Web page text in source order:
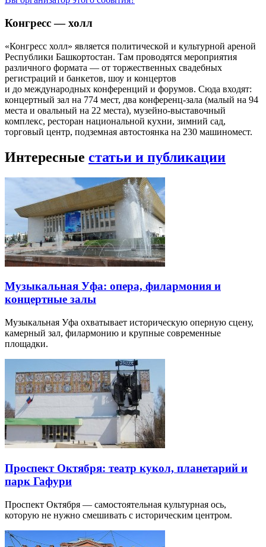
Конгресс — холл
«Конгресс холл» является политической и культурной ареной
Республики Башкортостан. Там проводятся мероприятия
различного формата — от торжественных свадебных
регистраций и банкетов, шоу и концертов
и до международных конференций и форумов. Сюда входят:
концертный зал на 774 мест, два конференц-зала (малый на 94
места и овальный на 22 места), музейно-выставочный
комплекс, ресторан национальной кухни, зимний сад,
торговый центр, подземная автостоянка на 230 машиномест.
Интересные статьи и публикации
Музыкальная Уфа: опера, филармония и
концертные залы
Музыкальная Уфа охватывает историческую оперную сцену,
камерный зал, филармонию и крупные современные
площадки.
Проспект Октября: театр кукол, планетарий и
парк Гафури
Проспект Октября — самостоятельная культурная ось,
которую не нужно смешивать с историческим центром.